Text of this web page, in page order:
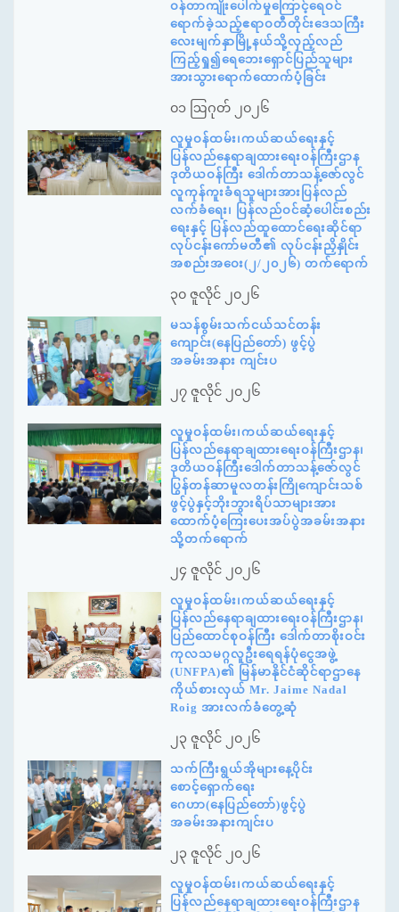
ဝန်တာကျိုးပေါက်မှုကြောင့်ရေဝင်
ရောက်ခဲ့သည့်ဧရာဝတီတိုင်းဒေသကြီး
လေးမျက်နှာမြို့နယ်သို့လှည့်လည်
ကြည့်ရှု၍ရေဘေးရှောင်ပြည်သူများ
အားသွားရောက်ထောက်ပံ့ခြင်း
၀၁ ဩဂုတ် ၂၀၂၆
လူမှုဝန်ထမ်း၊ကယ်ဆယ်ရေးနှင့်
ပြန်လည်နေရာချထားရေးဝန်ကြီးဌာန
ဒုတိယဝန်ကြီး ဒေါက်တာသန့်ဇော်လွင်
လူကုန်ကူးခံရသူများအားပြန်လည်
လက်ခံရေး၊ ပြန်လည်ဝင်ဆံ့ပေါင်းစည်း
ရေးနှင့် ပြန်လည်ထူထောင်ရေးဆိုင်ရာ
လုပ်ငန်းကော်မတီ၏ လုပ်ငန်းညှိနှိုင်း
အစည်းအဝေး(၂/၂၀၂၆) တက်ရောက်
၃၀ ဇူလိုင် ၂၀၂၆
မသန်စွမ်းသက်ငယ်သင်တန်း
ကျောင်း(နေပြည်တော်) ဖွင့်ပွဲ
အခမ်းအနား ကျင်းပ
၂၇ ဇူလိုင် ၂၀၂၆
လူမှုဝန်ထမ်း၊ကယ်ဆယ်ရေးနှင့်
ပြန်လည်နေရာချထားရေးဝန်ကြီးဌာန၊
ဒုတိယဝန်ကြီးဒေါက်တာသန့်ဇော်လွင်
ပြွန်တန်ဆာမူလတန်းကြိုကျောင်းသစ်
ဖွင့်ပွဲနှင့်ဘိုးဘွားရိပ်သာများအား
ထောက်ပံ့ကြေးပေးအပ်ပွဲအခမ်းအနား
သို့တက်ရောက်
၂၄ ဇူလိုင် ၂၀၂၆
လူမှုဝန်ထမ်း၊ကယ်ဆယ်ရေးနှင့်
ပြန်လည်နေရာချထားရေးဝန်ကြီးဌာန၊
ပြည်ထောင်စုဝန်ကြီး ဒေါက်တာစိုးဝင်း
ကုလသမဂ္ဂလူဦးရေရန်ပုံငွေအဖွဲ့
(UNFPA)၏ မြန်မာနိုင်ငံဆိုင်ရာဌာနေ
ကိုယ်စားလှယ် Mr. Jaime Nadal
Roig အားလက်ခံတွေ့ဆုံ
၂၃ ဇူလိုင် ၂၀၂၆
သက်ကြီးရွယ်အိုများနေ့ပိုင်း
စောင့်ရှောက်ရေး
ဂေဟာ(နေပြည်တော်)ဖွင့်ပွဲ
အခမ်းအနားကျင်းပ
၂၃ ဇူလိုင် ၂၀၂၆
လူမှုဝန်ထမ်း၊ကယ်ဆယ်ရေးနှင့်
ပြန်လည်နေရာချထားရေးဝန်ကြီးဌာန